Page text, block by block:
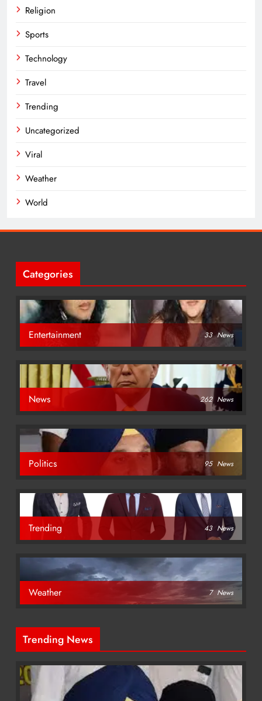
Religion
Sports
Technology
Travel
Trending
Uncategorized
Viral
Weather
World
Categories
Entertainment 33 News
News 262 News
Politics 95 News
Trending 43 News
Weather 7 News
Trending News